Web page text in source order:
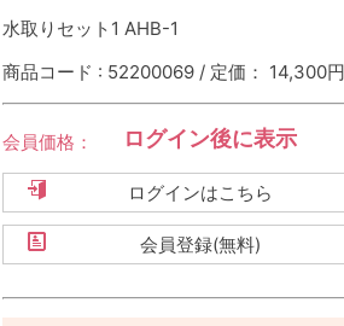
水取りセット1 AHB-1
商品コード : 52200069 / 定価： 14,300円
会員価格： ログイン後に表示
ログインはこちら
会員登録(無料)